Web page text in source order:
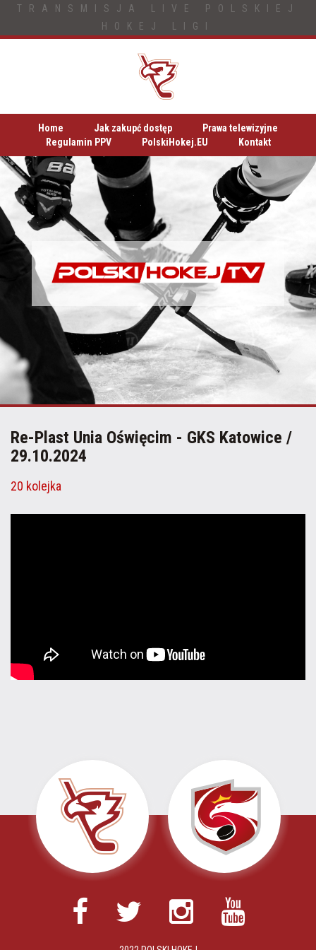
TRANSMISJA LIVE POLSKIEJ
HOKEJ LIGI
Home Jak zakupć dostęp
Prawa telewizyjne
Regulamin PPV
PolskiHokej.EU Kontakt
Re-Plast Unia Oświęcim - GKS Katowice /
29.10.2024
20 kolejka